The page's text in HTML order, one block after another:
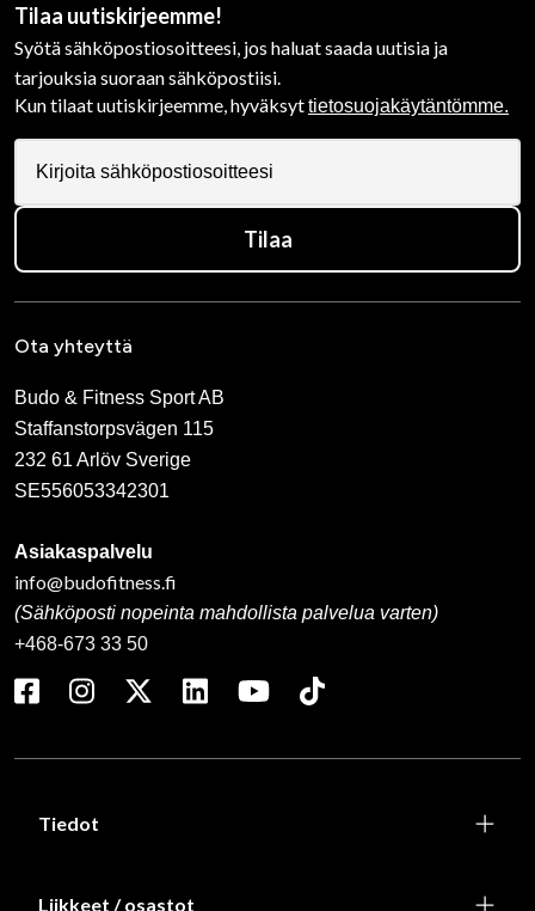
Tilaa uutiskirjeemme!
Syötä sähköpostiosoitteesi, jos haluat saada uutisia ja
tarjouksia suoraan sähköpostiisi.
Kun tilaat uutiskirjeemme, hyväksyttietosuojakäytäntömme.
Tilaa
Ota yhteyttä
Budo & Fitness Sport AB
Staffanstorpsvägen 115
232 61 Arlöv Sverige
SE556053342301
Asiakaspalvelu
info@budofitness.fi
(Sähköposti nopeinta mahdollista palvelua varten)
+468-673 33 50
Tiedot
Liikkeet / osastot